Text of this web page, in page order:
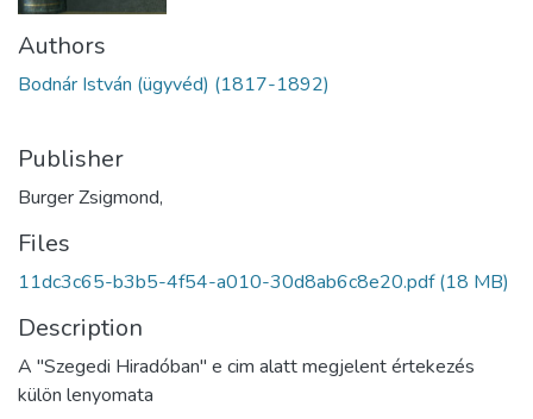
Authors
Bodnár István (ügyvéd) (1817-1892)
Publisher
Burger Zsigmond,
Files
11dc3c65-b3b5-4f54-a010-30d8ab6c8e20.pdf(18 MB)
Description
A "Szegedi Hiradóban" e cim alatt megjelent értekezés
külön lenyomata